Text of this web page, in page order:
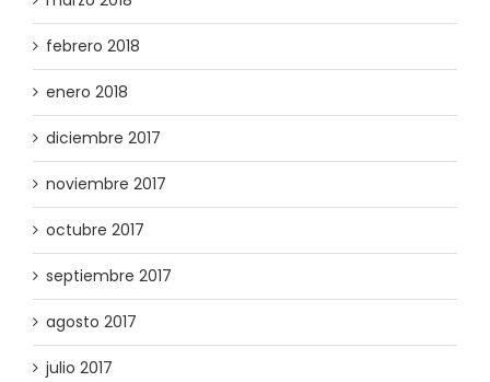
febrero 2018
enero 2018
diciembre 2017
noviembre 2017
octubre 2017
septiembre 2017
agosto 2017
julio 2017